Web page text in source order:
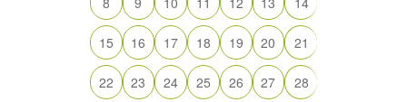
15 16 17 18 19 20 21
22 23 24 25 26 27 28